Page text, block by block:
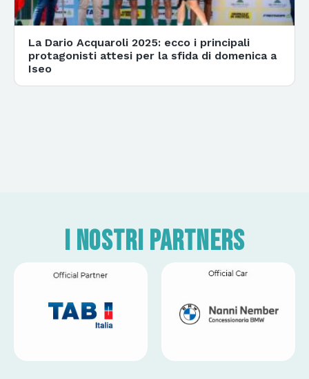
La Dario Acquaroli 2025: ecco i principali
protagonisti attesi per la sfida di domenica a
Iseo
I nostri partners